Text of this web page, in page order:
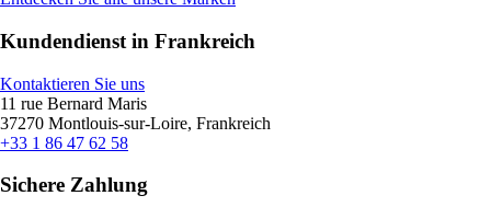
Kundendienst in Frankreich
Kontaktieren Sie uns
11 rue Bernard Maris
37270 Montlouis-sur-Loire, Frankreich
+33 1 86 47 62 58
Sichere Zahlung